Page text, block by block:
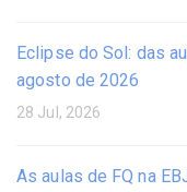
Eclipse do Sol: das
agosto de 2026
28 Jul, 2026
As aulas de FQ na